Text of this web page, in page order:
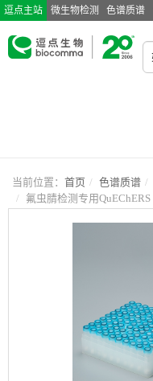
逗点主站 微生物检测 色谱质谱
当前位置： 首页 色谱质谱
氟虫腈检测专用QuEChERS